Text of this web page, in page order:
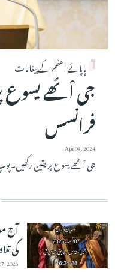
پاپائے اعظم کے پیغامات
جی اْٹھے یسوع
فرانسس
Apr 08, 2024
جی اْٹھے یسوع پر یقین
کی
2026